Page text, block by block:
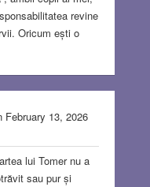
revine
Oricum ești o
February 13, 2026
lui Tomer nu a
sau pur și